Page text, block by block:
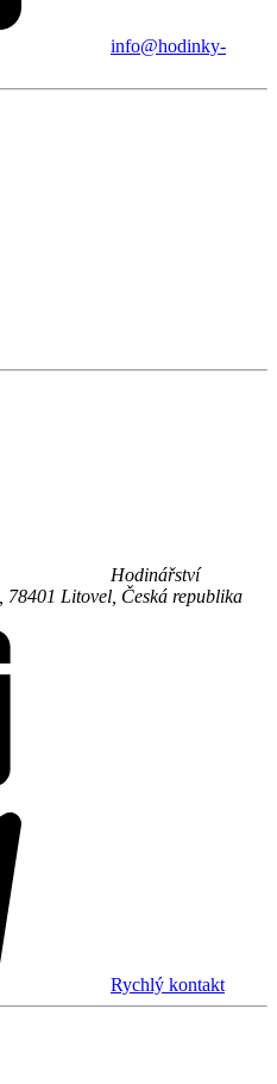
info@hodinky-
Hodinářství
78401 Litovel Česká republika
Rychlý kontakt